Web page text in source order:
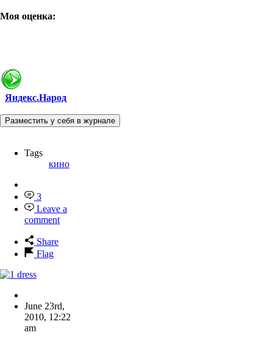
Моя оценка:
Яндекс.Народ
Tags
кино
3
Leave a
comment
Share
Flag
June 23rd,
2010, 12:22
am